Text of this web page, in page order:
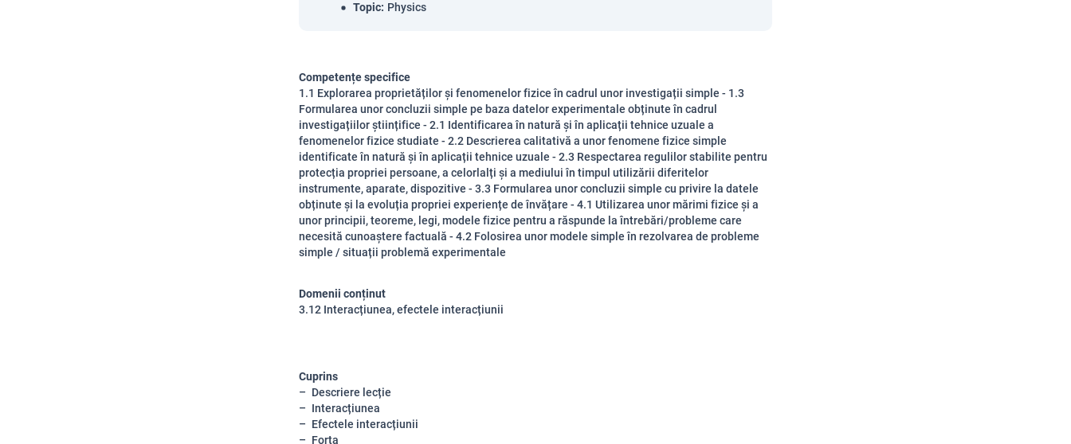
Topic: Physics
Competențe specifice
1.1 Explorarea proprietăților și fenomenelor fizice în cadrul unor investigații simple - 1.3
Formularea unor concluzii simple pe baza datelor experimentale obținute în cadrul
investigațiilor științifice - 2.1 Identificarea în natură și în aplicații tehnice uzuale a
fenomenelor fizice studiate - 2.2 Descrierea calitativă a unor fenomene fizice simple
identificate în natură și în aplicații tehnice uzuale - 2.3 Respectarea regulilor stabilite pentru
protecția propriei persoane, a celorlalți și a mediului în timpul utilizării diferitelor
instrumente, aparate, dispozitive - 3.3 Formularea unor concluzii simple cu privire la datele
obținute și la evoluția propriei experiențe de învățare - 4.1 Utilizarea unor mărimi fizice și a
unor principii, teoreme, legi, modele fizice pentru a răspunde la întrebări/probleme care
necesită cunoaștere factuală - 4.2 Folosirea unor modele simple în rezolvarea de probleme
simple / situații problemă experimentale
Domenii conținut
3.12 Interacțiunea, efectele interacțiunii
Cuprins
Descriere lecție
Interacțiunea
Efectele interacțiunii
Forța